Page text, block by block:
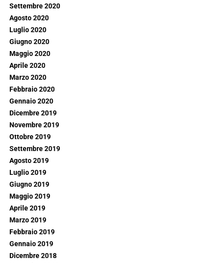
Settembre 2020
Agosto 2020
Luglio 2020
Giugno 2020
Maggio 2020
Aprile 2020
Marzo 2020
Febbraio 2020
Gennaio 2020
Dicembre 2019
Novembre 2019
Ottobre 2019
Settembre 2019
Agosto 2019
Luglio 2019
Giugno 2019
Maggio 2019
Aprile 2019
Marzo 2019
Febbraio 2019
Gennaio 2019
Dicembre 2018